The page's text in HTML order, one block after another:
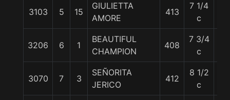
3103 5 15
GIULIETTA
AMORE
413
7 1/4
c
3206 6 1
BEAUTIFUL
CHAMPION
408
7 3/4
c
3070 7 3
SEÑORITA
JERICO
412
8 1/2
c